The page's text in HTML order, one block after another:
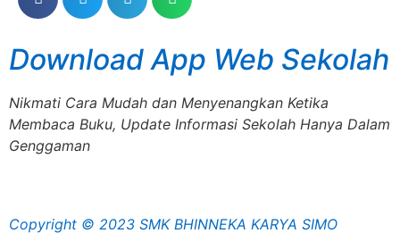
Download App Web Sekolah
Nikmati Cara Mudah dan Menyenangkan Ketika
Membaca Buku, Update Informasi Sekolah Hanya Dalam
Genggaman
Copyright © 2023 SMK BHINNEKA KARYA SIMO